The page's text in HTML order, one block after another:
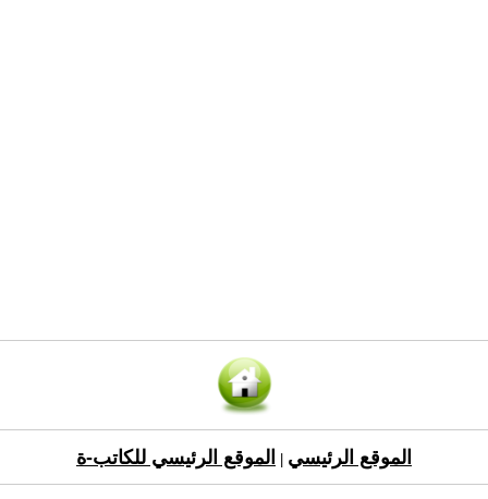
الموقع الرئيسي الموقع الرئيسي للكاتب-ة